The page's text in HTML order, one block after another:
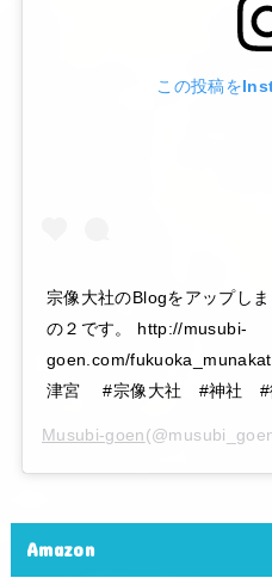
この投稿を
宗像大社のBlogをアップし
の２です。 http://musubi-
goen.com/
津宮 #宗像大社 #神社
Musubi-goen
Amazon